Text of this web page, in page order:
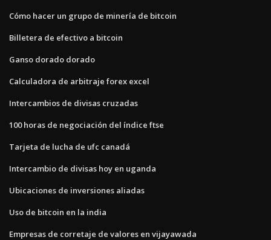
Cómo hacer un grupo de minería de bitcoin
Billetera de efectivo a bitcoin
Ganso dorado dorado
Calculadora de arbitraje forex excel
Intercambios de divisas cruzadas
100 horas de negociación del índice ftse
Tarjeta de lucha de ufc canadá
Intercambio de divisas hoy en uganda
Ubicaciones de inversiones aliadas
Uso de bitcoin en la india
Empresas de corretaje de valores en vijayawada